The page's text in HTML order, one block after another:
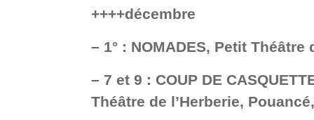
++++décembre
– 1° : NOMADES, Petit Théâtre
– 7 et 9 : COUP DE
Théâtre de l’Herberie,